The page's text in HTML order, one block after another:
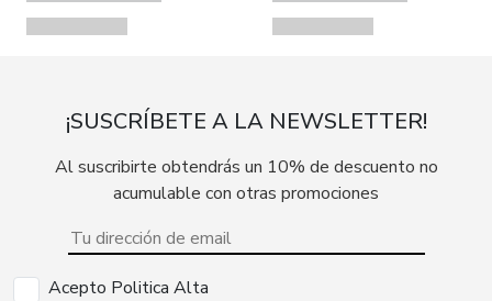
¡SUSCRÍBETE A LA NEWSLETTER!
Al suscribirte obtendrás un 10% de descuento no
acumulable con otras promociones
Acepto Politica Alta